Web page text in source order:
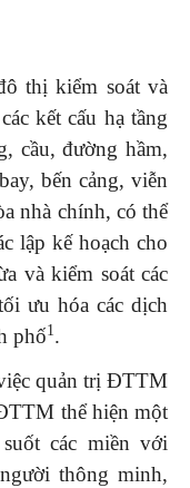
thị kiểm soát và
kết cấu hạ tầng
cầu, đường hầm,
bến cảng, viễn
nhà chính, có thể
lập kế hoạch cho
và kiểm soát các
ưu hóa các dịch
phố1.
quản trị ĐTTM
thể hiện một
các miền với
thông minh,